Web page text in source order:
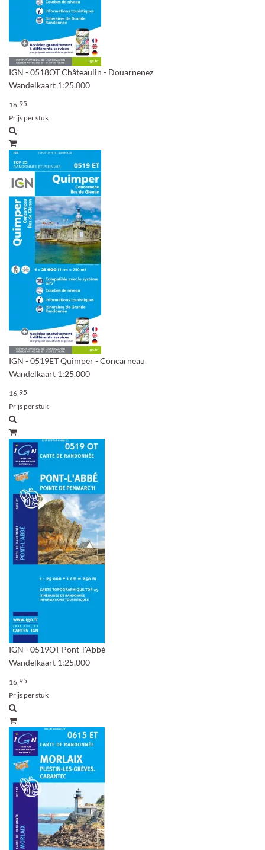
IGN - 0518OT Châteaulin - Douarnenez
Wandelkaart 1:25.000
16,95
Prijs per stuk
IGN - 0519ET Quimper - Concarneau
Wandelkaart 1:25.000
16,95
Prijs per stuk
IGN - 0519OT Pont-l'Abbé
Wandelkaart 1:25.000
16,95
Prijs per stuk